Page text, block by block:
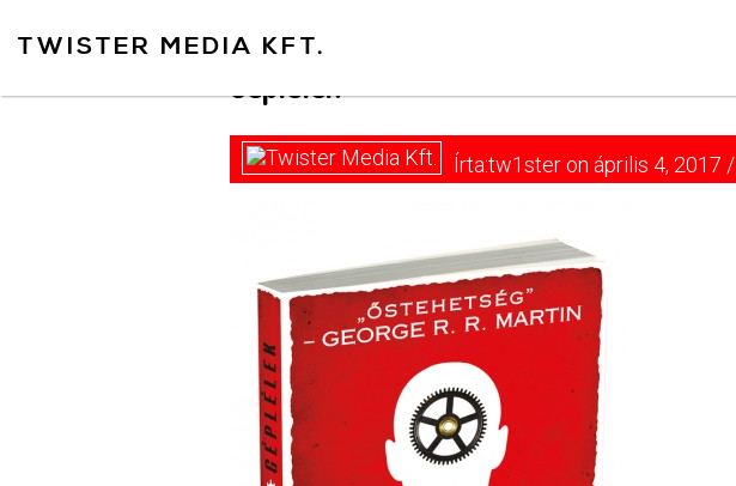
TWISTER MEDIA KFT.
Géplélek
Írta:tw1ster on április 4, 2017 /